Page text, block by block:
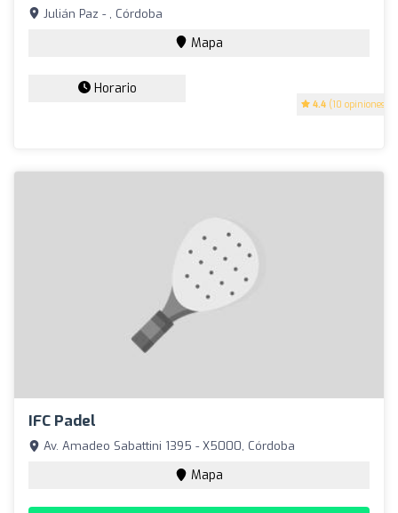
4.4 (10 opiniones)
Julián Paz - , Córdoba
Mapa
Horario
IFC Padel
Av. Amadeo Sabattini 1395 - X5000, Córdoba
Mapa